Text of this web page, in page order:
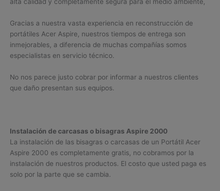
alta calidad y completamente segura para el medio ambiente,
Gracias a nuestra vasta experiencia en reconstrucción de
portátiles Acer Aspire, nuestros tiempos de entrega son
inmejorables, a diferencia de muchas compañías somos
especialistas en servicio técnico.
No nos parece justo cobrar por informar a nuestros clientes
que daño presentan sus equipos.
Instalación de carcasas o bisagras Aspire 2000
La instalación de las bisagras o carcasas de un Portátil Acer
Aspire 2000 es completamente gratis, no cobramos por la
instalación de nuestros productos. El costo que usted paga es
solo por la parte que se cambia.